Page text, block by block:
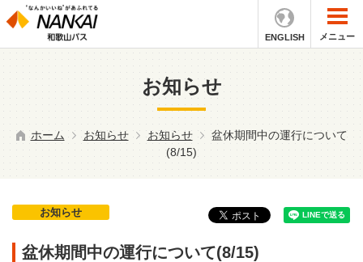
ENGLISH メニュー
お知らせ
ホーム お知らせ お知らせ
盆休期間中の運行について
(8/15)
お知らせ
盆休期間中の運行について(8/15)